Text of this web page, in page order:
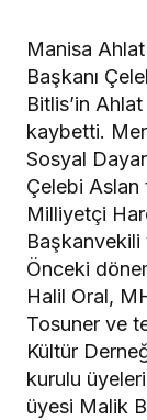
Manisa
Başkanı
Bitlis’in
kaybetti.
Sosyal
Çelebi
Milliyetçi
Önceki
Halil Oral,
Tosuner ve
Kültür
kurulu
üyesi Malik